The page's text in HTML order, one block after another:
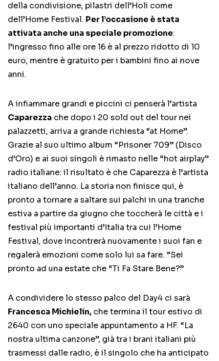
della condivisione, pilastri dell’Holi come
dell’Home Festival. Per l’occasione è stata
attivata anche una speciale promozione:
l’ingresso fino alle ore 16 è al prezzo ridotto di 10
euro, mentre è gratuito per i bambini fino ai nove
anni.
A infiammare grandi e piccini ci penserà l’artista
Caparezza che dopo i 20 sold out del tour nei
palazzetti, arriva a grande richiesta “at Home”.
Grazie al suo ultimo album “Prisoner 709” (Disco
d’Oro) e ai suoi singoli è rimasto nelle “hot airplay”
radio italiane: il risultato è che Caparezza è l’artista
italiano dell’anno. La storia non finisce qui, è
pronto a tornare a saltare sui palchi in una tranche
estiva a partire da giugno che toccherà le città e i
festival più importanti d’Italia tra cui l’Home
Festival, dove incontrerà nuovamente i suoi fan e
regalerà emozioni come solo lui sa fare. “Sei
pronto ad una estate che “Ti Fa Stare Bene?”
A condividere lo stesso palco del Day4 ci sarà
Francesca Michielin, che termina il tour estivo di
2640 con uno speciale appuntamento a HF. “La
nostra ultima canzone”, già tra i brani italiani più
trasmessi dalle radio, è il singolo che ha anticipato